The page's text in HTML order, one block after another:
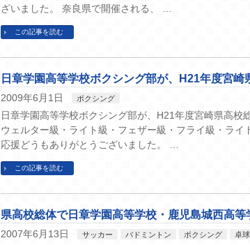
ざいました。 奈良県で開催される、 …
この記事を読む
日章学園高等学校ボクシング部が、H21年度宮崎
2009年6月1日 ボクシング
日章学園高等学校ボクシング部が、H21年度宮崎県高校
ウェルター級・ライト級・フェザー級・フライ級・ライ
応援どうもありがとうございました。 …
この記事を読む
県高校総体で日章学園高等学校・鹿児島城西高等
2007年6月13日 サッカー バドミントン ボクシング 卓球